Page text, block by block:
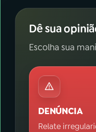
Dê sua
Escolha sua
DENÚNCIA
Relate